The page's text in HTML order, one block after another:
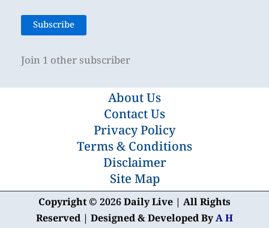
Subscribe
Join 1 other subscriber
About Us
Contact Us
Privacy Policy
Terms & Conditions
Disclaimer
Site Map
Copyright © 2026 Daily Live | All Rights
Reserved | Designed & Developed ByA H